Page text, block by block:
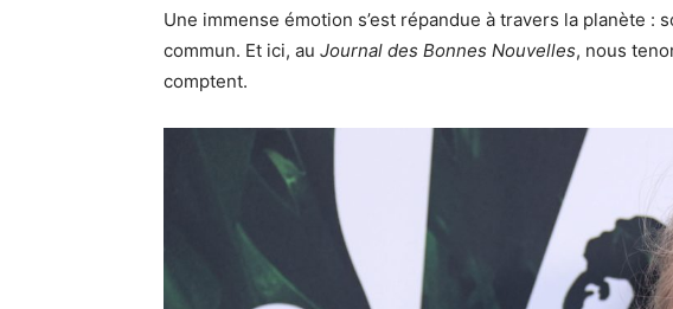
Une immense émotion s’est répandue à travers la planète
commun. Et ici, au Journal des Bonnes Nouvelles, nous
comptent.